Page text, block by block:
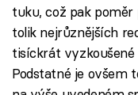
tuku, což pak
tolik nejrůznějších
tisíckrát
Podstatné je ovšem